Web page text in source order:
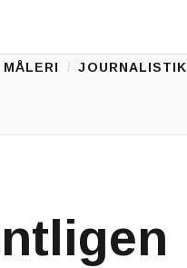
MÅLERI JOURNALISTIK